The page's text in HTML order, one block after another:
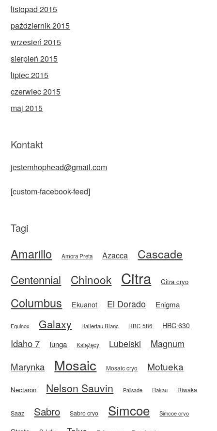
listopad 2015
październik 2015
wrzesień 2015
sierpień 2015
lipiec 2015
czerwiec 2015
maj 2015
Kontakt
jestemhophead@gmail.com
[custom-facebook-feed]
Tagi
Amarillo Amora Preta Azacca Cascade
Centennial Chinook Citra Citra cryo
Columbus Ekuanot El Dorado Enigma
Equinox Galaxy Hallertau Blanc HBC 586 HBC 630
Idaho 7 Iunga Książęcy Lubelski
Magnum
Marynka
Mosaic Mosaic cryo Motueka
Nectaron Nelson Sauvin Palisade Rakau Riwaka
Saaz Sabro Sabro cryo Simcoe Simcoe cryo